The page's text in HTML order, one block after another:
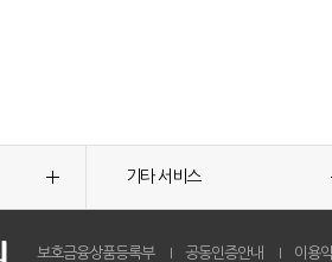
기타 서비스
보호금융상품등록부 공동인증안내 이용